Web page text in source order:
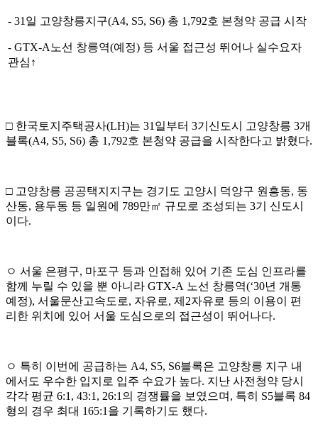
- 31 일 고양창릉지구(A4, S5, S6) 총 1,792호 본청약 공급 시작
- GTX-A 노선 창릉역(예정) 등 서울 접근성 뛰어나 실수요자
관심 ↑
□ 한국토지주택공사(LH)는 31 일부터 3기신도시 고양창릉 3개
블록(A4, S5, S6) 총 1,792호 본청약 공급을 시작한다고 밝혔다.
□ 고양창릉 공공택지지구는 경기도 고양시 덕양구 원흥동, 동
산동, 용두동 등 일원에 789만㎡ 규모로 조성되는 3기 신도시
이다.
ㅇ 서울 은평구, 마포구 등과 인접해 있어 기존 도심 인프라를
함께 누릴 수 있을 뿐 아니라 GTX-A 노선 창릉역(‘30년 개통
예정), 서울문산고속도로, 자유로, 제 2자유로 등의 이용이 편
리한 위치에 있어 서울 도심으로의 접근성이 뛰어나다.
ㅇ 특히 이번에 공급하는 A4, S5, S6블록은 고양창릉 지구 내
에서도 우수한 입지로 입주 수요가 높다. 지난 사전청약 당시
각각 평균 6:1, 43:1, 26:1 의 경쟁률을 보였으며 , 특히 S5블록 84
형의 경우 최대 165:1 을 기록하기도 했다.